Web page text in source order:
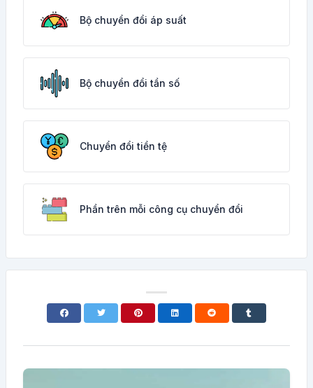
Bộ chuyển đổi áp suất
Bộ chuyển đổi tần số
Chuyển đổi tiền tệ
Phần trên mỗi công cụ chuyển đổi